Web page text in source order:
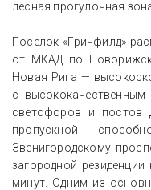
лесная прогулочная
Поселок «Гринфилд»
от МКАД по
Новая Рига —
с
светофоров и постов
пропускной
Звенигородскому
загородной
минут. Одним из